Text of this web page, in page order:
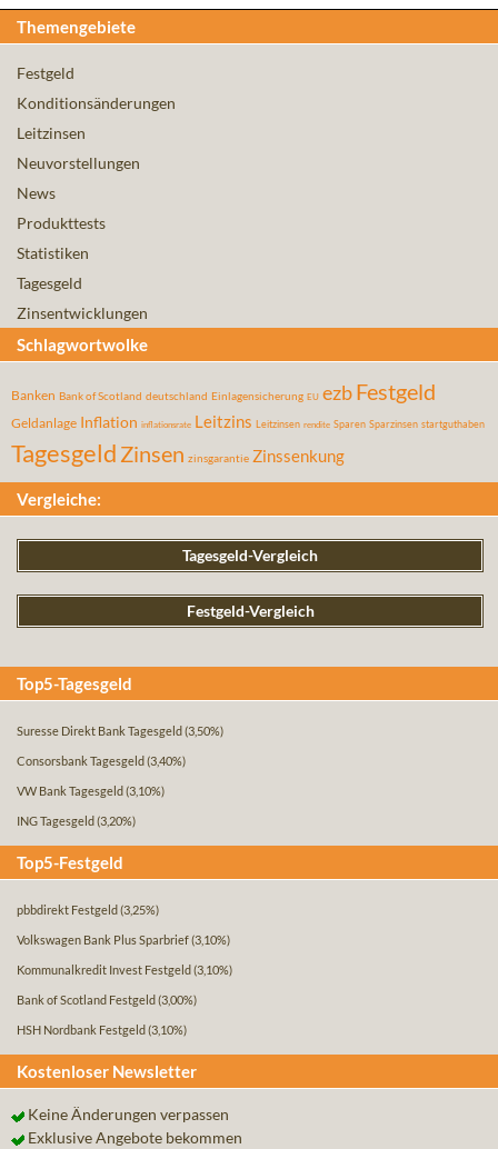
Themengebiete
Festgeld
Konditionsänderungen
Leitzinsen
Neuvorstellungen
News
Produkttests
Statistiken
Tagesgeld
Zinsentwicklungen
Schlagwortwolke
Banken Bank of Scotland deutschland Einlagensicherung EU ezbFestgeld
Geldanlage Inflation inflationsrate Leitzins Leitzinsen rendite Sparen Sparzinsen startguthaben
Tagesgeld Zinsen zinsgarantie Zinssenkung
Vergleiche:
Tagesgeld-Vergleich
Festgeld-Vergleich
Top5-Tagesgeld
Suresse Direkt Bank Tagesgeld (3,50%)
Consorsbank Tagesgeld (3,40%)
VW Bank Tagesgeld (3,10%)
ING Tagesgeld (3,20%)
Top5-Festgeld
pbbdirekt Festgeld (3,25%)
Volkswagen Bank Plus Sparbrief(3,10%)
Kommunalkredit Invest Festgeld (3,10%)
Bank of Scotland Festgeld (3,00%)
HSH Nordbank Festgeld (3,10%)
Kostenloser Newsletter
Keine Änderungen verpassen
Exklusive Angebote bekommen